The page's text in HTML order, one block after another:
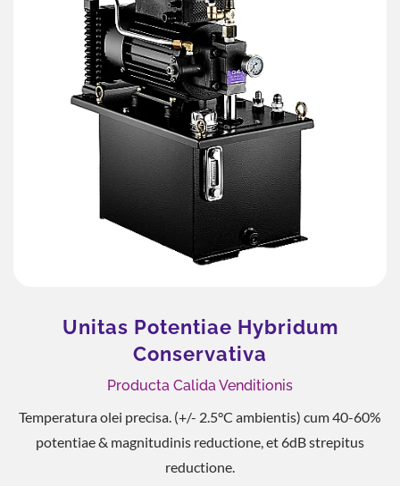
Motor Hydraulicus Orbitalis
BMM, BMP, BMPH
Compactum, efficax, et potentis. Ideale ad constructionem,
formam injectionem, instrumenta machinalia, metallurgiam,
et agriculturam.